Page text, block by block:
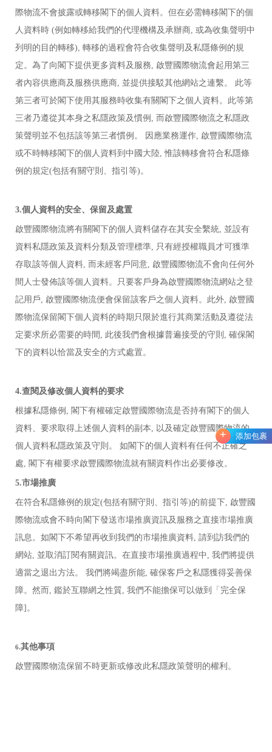
添加包裹
+
際物流不會披露或轉移閣下的個人資料。但在必需轉移閣下的個
人資料時 (例如轉移給我們的代理機構及承辦商, 或為收集聲明中
列明的目的轉移), 轉移的過程會符合收集聲明及私隱條例的規
定。為了向閣下提供更多資料及服務, 啟豐國際物流會起用第三
者內容供應商及服務供應商, 並提供接駁其他網站之連繫。 此等
第三者可於閣下使用其服務時收集有關閣下之個人資料。此等第
三者乃遵從其本身之私隱政策及慣例, 而 啟豐國際物流之私隱政
策聲明並不包括該等第三者慣例。
因應業務運作, 啟豐國際物流
或不時轉移閣下的個人資料到中國大陸, 惟該轉移會符合私隱條
例的規定(包括有關守則、指引等)。
3.個人資料的安全、保留及處置
啟豐國際物流將有關閣下的個人資料儲存在其安全繫統, 並設有
資料私隱政策及資料分類及管理標準, 只有經授權職員才可獲準
存取該等個人資料, 而未經客戶同意, 啟豐國際物流不會向任何外
間人士發佈該等個人資料。只要客戶身為啟豐國際物流網站之登
記用戶, 啟豐國際物流便會保留該客戶之個人資料。此外, 啟豐國
際物流保留閣下個人資料的時期只限於進行其商業活動及遵從法
定要求所必需要的時間 , 此後我們會根據普遍接受的守則, 確保閣
下的資料以恰當及安全的方式處置。
4.查閱及修改個人資料的要求
根據私隱條例 , 閣下有權確定啟豐國際物流是否持有閣下的個人
資料、要求取得上述個人資料的副本, 以及確定啟豐國際物流的
個人資料私隱政策及守則。
如閣下的個人資料有任何不正確之
處, 閣下有權要求啟豐國際物流就有關資料作出必要修改。
5.市場推廣
在符合私隱條例的規定(包括有關守則、指引等)的前提下, 啟豐國
際物流或會不時向閣下發送市場推廣資訊及服務之直接市場推廣
訊息。如閣下不希望再收到我們的市場推廣資料, 請到訪我們的
網站, 並取消訂閱有關資訊。在直接市場推廣過程中, 我們將提供
適當之退出方法。 我們將竭盡所能, 確保客戶之私隱獲得妥善保
障。然而, 鑑於互聯網之性質, 我們不能擔保可以做到「完全保
障]。
6.其他事項
啟豐國際物流保留不時更新或修改此私隱政策聲明的權利。